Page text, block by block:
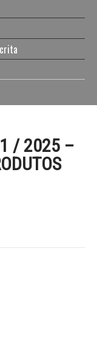
/ 2025 –